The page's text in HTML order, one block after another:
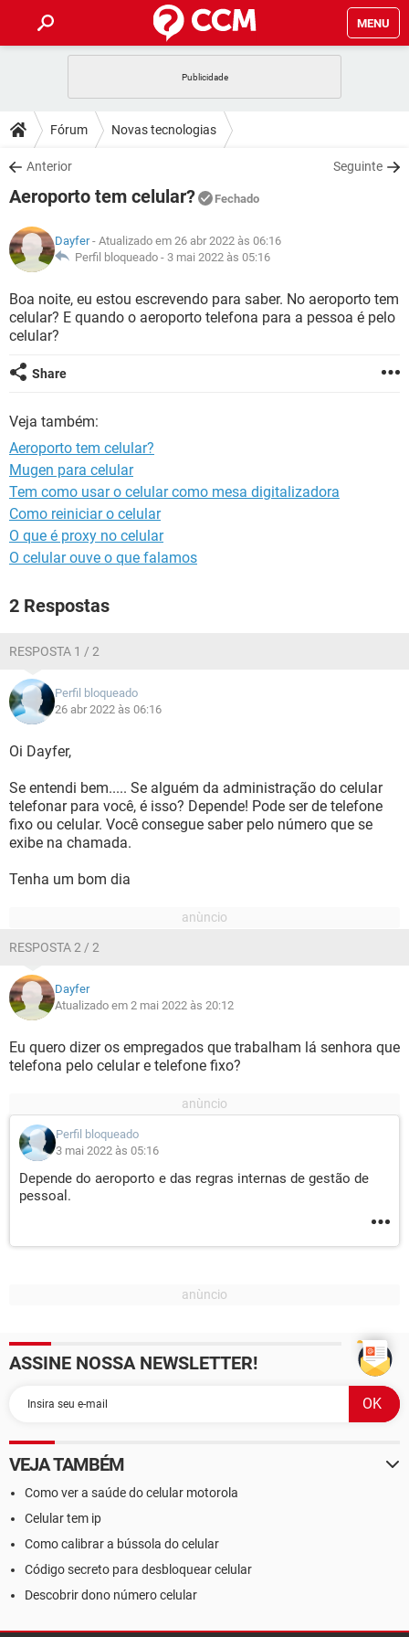
MENU
CELULAR FACEBOOK
OUTLOOK
INSTAGRAM GMAIL
GUIA DE COMPRAS
DICAS
JOGOS WHATSAPP
INSTAGRAM GMAIL
GUIA DE COMPRAS
DOWNLOADS
JOGOS WHATSAPP
CELULAR
OUTLOOK EXCEL
INSTAGRAM
GUIA DE COMPRAS
FÓRUM
JOGOS WHATSAPP
CELULAR
OUTLOOK EXCEL
INSTAGRAM
GUIA DE COMPRAS
GLOSSÁRIO
WHATSAPP
CELULAR FACEBOOK
INSTAGRAM
GUIA DE COMPRAS
Fórum Novas tecnologias
Anterior Seguinte
Aeroporto tem celular? Fechado
Dayfer- Atualizado em 26 abr 2022 às 06:16
Perfil bloqueado - 3 mai 2022 às 05:16
Boa noite, eu estou escrevendo para saber. No aeroporto tem
celular? E quando o aeroporto telefona para a pessoa é pelo
celular?
Share
Veja também:
Aeroporto tem celular?
Mugen para celular
Tem como usar o celular como mesa digitalizadora
Como reiniciar o celular
O que é proxy no celular
O celular ouve o que falamos
2 Respostas
RESPOSTA 1 / 2
Perfil bloqueado
26 abr 2022 às 06:16
Oi Dayfer,
Se entendi bem..... Se alguém da administração do celular
telefonar para você, é isso? Depende! Pode ser de telefone
fixo ou celular. Você consegue saber pelo número que se
exibe na chamada.
Tenha um bom dia
RESPOSTA 2 / 2
Dayfer
Atualizado em 2 mai 2022 às 20:12
Eu quero dizer os empregados que trabalham lá senhora que
telefona pelo celular e telefone fixo?
Perfil bloqueado
3 mai 2022 às 05:16
Depende do aeroporto e das regras internas de gestão de
pessoal.
ASSINE NOSSA NEWSLETTER!
VEJA TAMBÉM
Como ver a saúde do celular motorola
Celular tem ip
Como calibrar a bússola do celular
Código secreto para desbloquear celular
Descobrir dono número celular